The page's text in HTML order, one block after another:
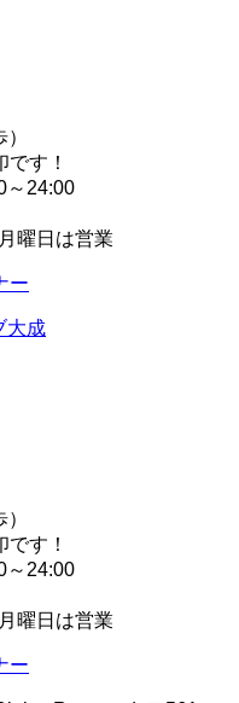
す！
24:00
曜日は営業
す！
24:00
曜日は営業